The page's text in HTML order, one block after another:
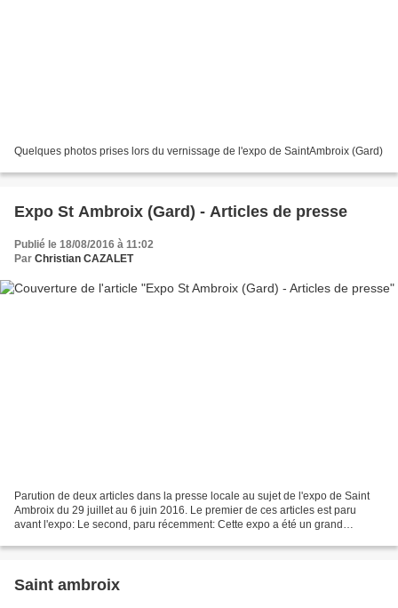
Quelques photos prises lors du vernissage de l'expo de SaintAmbroix (Gard)
Expo St Ambroix (Gard) - Articles de presse
Publié le 18/08/2016 à 11:02
Par Christian CAZALET
Parution de deux articles dans la presse locale au sujet de l'expo de Saint
Ambroix du 29 juillet au 6 juin 2016. Le premier de ces articles est paru
avant l'expo: Le second, paru récemment: Cette expo a été un grand
Saint ambroix